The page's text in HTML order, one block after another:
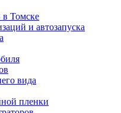
в Томске
и автозапуска
вида
пленки